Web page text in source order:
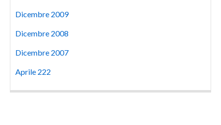
Dicembre 2009
Dicembre 2008
Dicembre 2007
Aprile 222